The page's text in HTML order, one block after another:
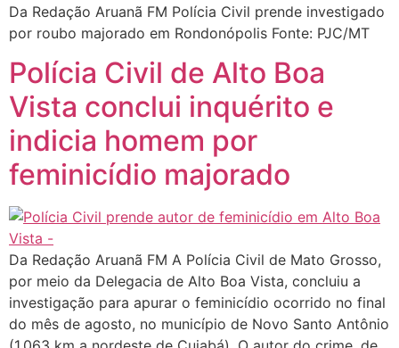
Da Redação Aruanã FM Polícia Civil prende investigado
por roubo majorado em Rondonópolis Fonte: PJC/MT
Polícia Civil de Alto Boa
Vista conclui inquérito e
indicia homem por
feminicídio majorado
Da Redação Aruanã FM A Polícia Civil de Mato Grosso,
por meio da Delegacia de Alto Boa Vista, concluiu a
investigação para apurar o feminicídio ocorrido no final
do mês de agosto, no município de Novo Santo Antônio